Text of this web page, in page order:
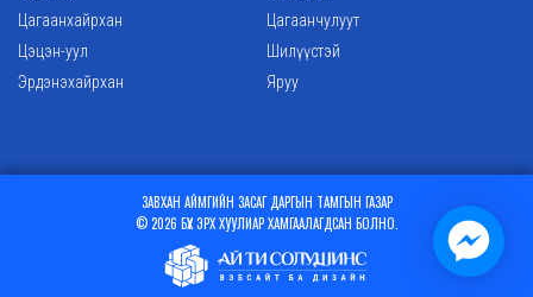
Цагаанхайрхан
Цагаанчулуут
Цэцэн-уул
Шилүүстэй
Эрдэнэхайрхан
Яруу
ЗАВХАН АЙМГИЙН ЗАСАГ ДАРГЫН ТАМГЫН ГАЗАР
© 2026 БҮХ ЭРХ ХУУЛИАР ХАМГААЛАГДСАН БОЛНО.